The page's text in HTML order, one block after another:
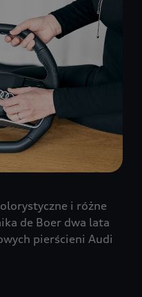
i różne
de Boer dwa lata
pierścieni Audi